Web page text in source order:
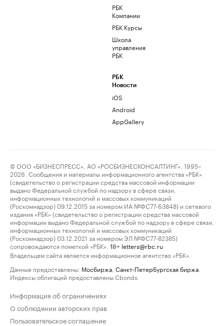
РБК
Компании
РБК Курсы
Школа
управления
РБК
РБК
Новости
iOS
Android
AppGallery
© ООО «БИЗНЕСПРЕСС», АО «РОСБИЗНЕСКОНСАЛТИНГ», 1995–
2026. Сообщения и материалы информационного агентства «РБК»
(свидетельство о регистрации средства массовой информации
выдано Федеральной службой по надзору в сфере связи,
информационных технологий и массовых коммуникаций
(Роскомнадзор) 09.12.2015 за номером ИА №ФС77-63848) и сетевого
издания «РБК» (свидетельство о регистрации средства массовой
информации выдано Федеральной службой по надзору в сфере связи,
информационных технологий и массовых коммуникаций
(Роскомнадзор) 03.12.2021 за номером ЭЛ №ФС77-82385)
сопровождаются пометкой «РБК».
18+ letters@rbc.ru
Владельцем сайта является информационное агентство «РБК».
Данные предоставлены: Мосбиржа Санкт-Петербургская биржа
Индексы облигаций предоставлены Cbonds.
Информация об ограничениях
О соблюдении авторских прав
Пользовательское соглашение